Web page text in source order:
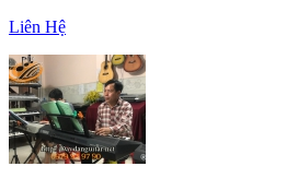
Liên Hệ